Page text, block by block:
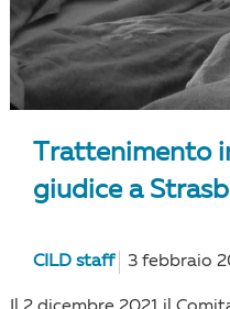
Trattenimento
giudice a
CILD staff 3 febbraio